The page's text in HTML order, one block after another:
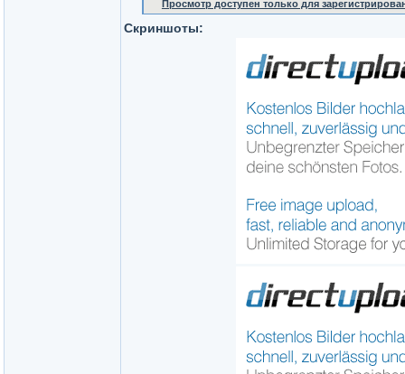
Просмотр доступен только для
Скриншоты: